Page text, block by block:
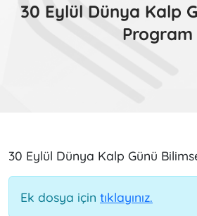
30 Eylül Dünya Kalp
Program
30 Eylül Dünya Kalp Günü
Ek dosya için tıklayınız.